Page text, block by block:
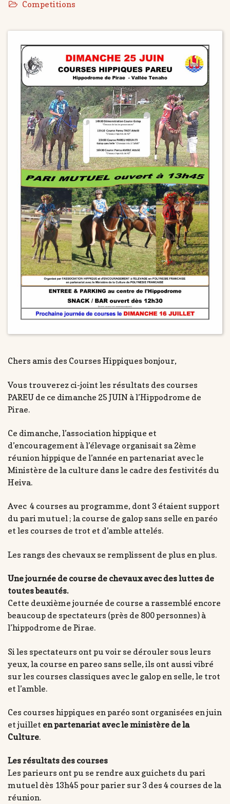
Competitions
Chers amis des Courses Hippiques bonjour,
Vous trouverez ci-joint les résultats des courses
PAREU de ce dimanche 25 JUIN à l’Hippodrome de
Pirae.
Ce dimanche, l’association hippique et
d’encouragement à l’élevage organisait sa 2ème
réunion hippique de l’année en partenariat avec le
Ministère de la culture dans le cadre des festivités du
Heiva.
Avec 4 courses au programme, dont 3 étaient support
du pari mutuel ; la course de galop sans selle en paréo
et les courses de trot et d’amble attelés.
Les rangs des chevaux se remplissent de plus en plus.
Une journée de course de chevaux avec des luttes de
toutes beautés.
Cette deuxième journée de course a rassemblé encore
beaucoup de spectateurs (près de 800 personnes) à
l’hippodrome de Pirae.
Si les spectateurs ont pu voir se dérouler sous leurs
yeux, la course en pareo sans selle, ils ont aussi vibré
sur les courses classiques avec le galop en selle, le trot
et l’amble.
Ces courses hippiques en paréo sont organisées en juin
et juillet en partenariat avec le ministère de la
Culture.
Les résultats des courses
Les parieurs ont pu se rendre aux guichets du pari
mutuel dès 13h45 pour parier sur 3 des 4 courses de la
réunion.